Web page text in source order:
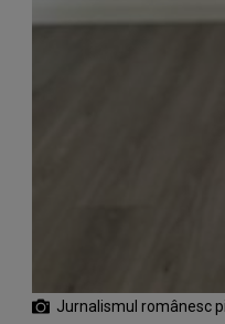
Jurnalismul românesc